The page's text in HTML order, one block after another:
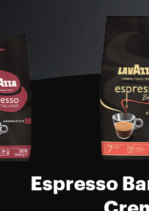
Espresso